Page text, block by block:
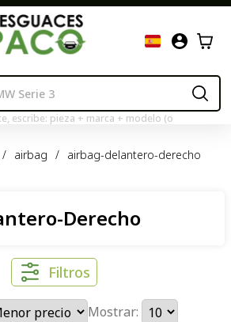
escribe: pieza + marca + modelo (o
/ airbag / airbag-delantero-derecho
Derecho
Filtros
Mostrar: